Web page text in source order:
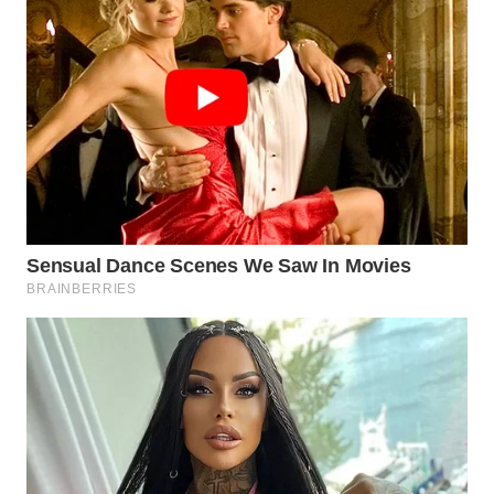
WN
INDRAMAYU
WN
KUNINGAN
WN
MAJALENGKA
WN
WN
SUKABUMI
WN
PURWAKARTA